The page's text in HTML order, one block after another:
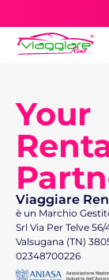
Your
Viaggiare
è un Marchio
Srl Via Per Telve
Valsugana (TN)
02348700226